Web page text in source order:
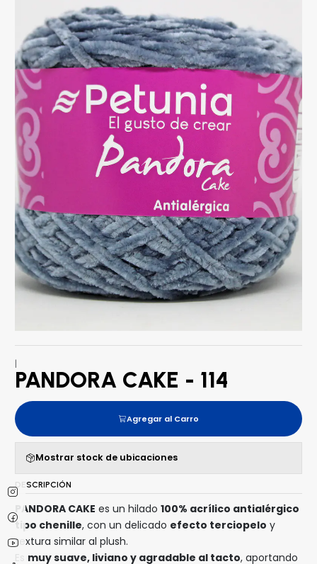
PANDORA CAKE - 114
Agregar al Carro
Mostrar stock de ubicaciones
DESCRIPCIÓN
PANDORA CAKE es un hilado 100% acrílico antialérgico
tipo chenille, con un delicado efecto terciopelo y
textura similar al plush.
muy suave, liviano y agradable al tacto, aportando